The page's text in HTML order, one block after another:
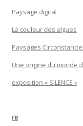
Paysage digital
La couleur des algues
Paysages
Une origine du monde
exposition « SILENCE »
FB